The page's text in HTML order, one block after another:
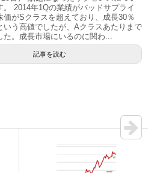
。 2014年1Qの業績がバッドサプライ
価がSクラスを超えており、成長30％
いう高値でしたが、Aクラスあたりまで
た。成長市場にいるのに関わ...
記事を読む